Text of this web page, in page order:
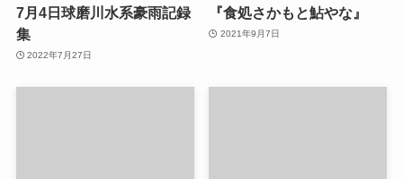
7月4日球磨川水系豪雨記録
集
2022年7月27日
『食処さかもと鮎やな』
2021年9月7日